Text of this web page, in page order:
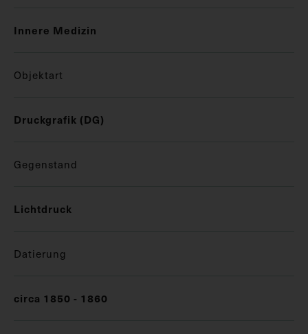
Innere Medizin
Objektart
Druckgrafik (DG)
Gegenstand
Lichtdruck
Datierung
circa 1850 - 1860